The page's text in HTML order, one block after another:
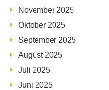
November 2025
Oktober 2025
September 2025
August 2025
Juli 2025
Juni 2025